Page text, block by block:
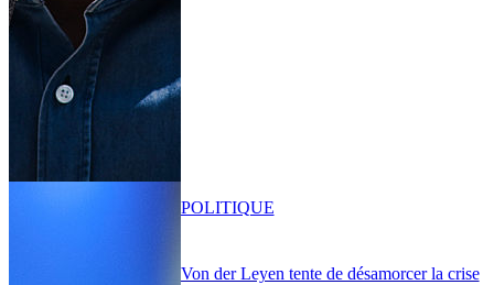
Von der Leyen tente de désamorcer la crise
POLITIQUE